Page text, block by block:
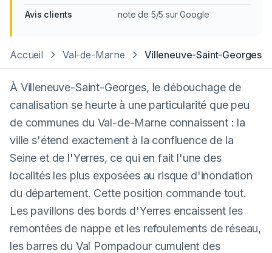
Avis clients
note de 5/5 sur Google
Accueil Val-de-Marne Villeneuve-Saint-Georges
À Villeneuve-Saint-Georges, le débouchage de
canalisation se heurte à une particularité que peu
de communes du Val-de-Marne connaissent : la
ville s'étend exactement à la confluence de la
Seine et de l'Yerres, ce qui en fait l'une des
localités les plus exposées au risque d'inondation
du département. Cette position commande tout.
Les pavillons des bords d'Yerres encaissent les
remontées de nappe et les refoulements de réseau,
les barres du Val Pompadour cumulent des